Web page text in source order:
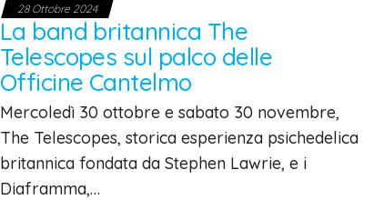
28 Ottobre 2024
La band britannica The
Telescopes sul palco delle
Officine Cantelmo
Mercoledì 30 ottobre e sabato 30 novembre,
The Telescopes, storica esperienza psichedelica
britannica fondata da Stephen Lawrie, e i
Diaframma,…